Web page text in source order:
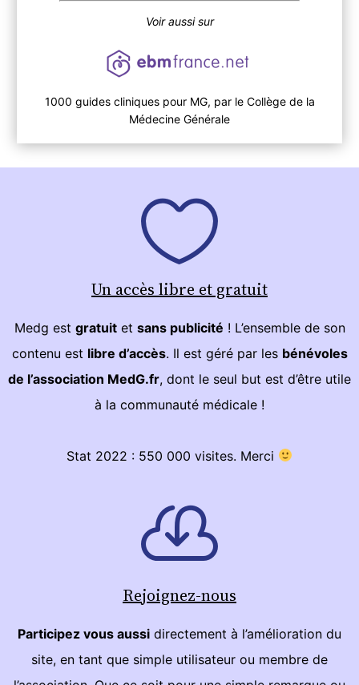
Voir aussi sur
1000 guides cliniques pour MG, par le Collège de la
Médecine Générale
Un accès libre et gratuit
Medg est gratuitet sans publicité ! L’ensemble de son
contenu est libre d’accès. Il est géré par les bénévoles
de l’association MedG.fr, dont le seul but est d’être utile
à la communauté médicale !
Stat 2022 : 550 000 visites. Merci
Rejoignez-nous
Participez vous aussi directement à l’amélioration du
site, en tant que simple utilisateur ou membre de